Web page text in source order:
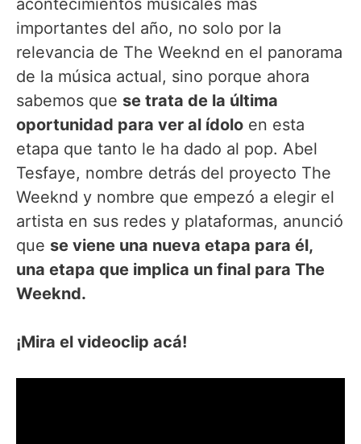
importantes del año, no solo por la
relevancia de The Weeknd en el panorama
de la música actual, sino porque ahora
sabemos que se trata de la última
oportunidad para ver al ídolo en esta
etapa que tanto le ha dado al pop. Abel
Tesfaye, nombre detrás del proyecto The
Weeknd y nombre que empezó a elegir el
artista en sus redes y plataformas, anunció
que se viene una nueva etapa para él,
una etapa que implica un final para The
Weeknd.
¡Mira el videoclip acá!